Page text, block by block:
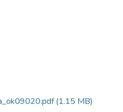
(1.15 MB)